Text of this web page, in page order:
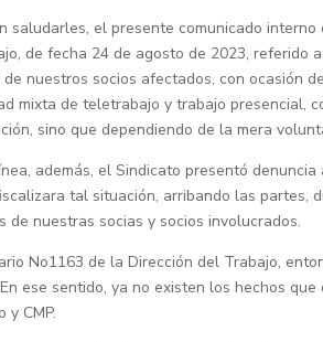
saludarles, el presente comunicado
de fecha 24 de agosto de 2023, referido
nuestros socios afectados, con ocasión
mixta de teletrabajo y trabajo presencial,
sino que dependiendo de la mera
además, el Sindicato presentó
tal situación, arribando las partes,
de nuestras socias y socios involucrados.
No1163 de la Dirección del Trabajo,
ese sentido, ya no existen los hechos
y CMP.